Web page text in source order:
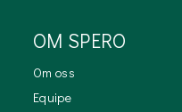
OM SPERO
Om oss
Equipe